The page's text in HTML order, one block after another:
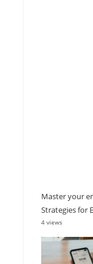
Master your
Strategies for
4 views